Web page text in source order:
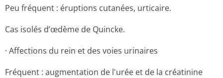
Peu fréquent : éruptions cutanées, urticaire.
Cas isolés d’œdème de Quincke.
· Affections du rein et des voies urinaires
Fréquent : augmentation de l'urée et de la créatinine